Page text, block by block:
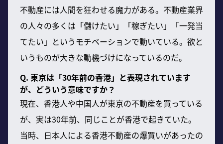
不動産には人間を狂わせる魔力がある。不動産業界
の人々の多くは「儲けたい」「稼ぎたい」「一発当
てたい」というモチベーションで動いている。欲と
いうものが大きな動機づけになっているのだ。
Q. 東京は「30年前の香港」と表現されています
が、どういう意味ですか？
現在、香港人や中国人が東京の不動産を買っている
が、実は30年前、同じことが香港で起きていた。
当時、日本人による香港不動産の爆買いがあったの